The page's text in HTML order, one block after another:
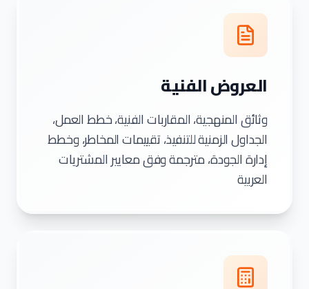
العروض الفنية
وثائق المنهجية، المقاربات الفنية، خطط العمل،
الجداول الزمنية للتنفيذ، تقييمات المخاطر، وخطط
إدارة الجودة، مترجمة وفق معايير المشتريات
العربية